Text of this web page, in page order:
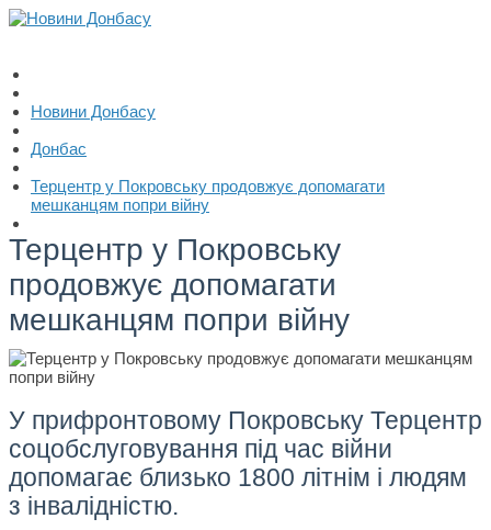
Новини Донбасу
Донбас
Терцентр у Покровську продовжує допомагати
мешканцям попри війну
Терцентр у Покровську
продовжує допомагати
мешканцям попри війну
У прифронтовому Покровську Терцентр
соцобслуговування під час війни
допомагає близько 1800 літнім і людям
з інвалідністю.